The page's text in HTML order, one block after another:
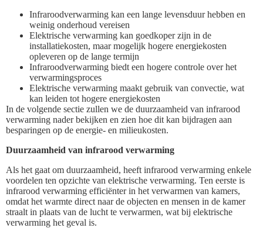
Infraroodverwarming kan een lange levensduur hebben en
weinig onderhoud vereisen
Elektrische verwarming kan goedkoper zijn in de
installatiekosten, maar mogelijk hogere energiekosten
opleveren op de lange termijn
Infraroodverwarming biedt een hogere controle over het
verwarmingsproces
Elektrische verwarming maakt gebruik van convectie, wat
kan leiden tot hogere energiekosten
In de volgende sectie zullen we de duurzaamheid van infrarood
verwarming nader bekijken en zien hoe dit kan bijdragen aan
besparingen op de energie- en milieukosten.
Duurzaamheid van infrarood verwarming
Als het gaat om duurzaamheid, heeft infrarood verwarming enkele
voordelen ten opzichte van elektrische verwarming. Ten eerste is
infrarood verwarming efficiënter in het verwarmen van kamers,
omdat het warmte direct naar de objecten en mensen in de kamer
straalt in plaats van de lucht te verwarmen, wat bij elektrische
verwarming het geval is.